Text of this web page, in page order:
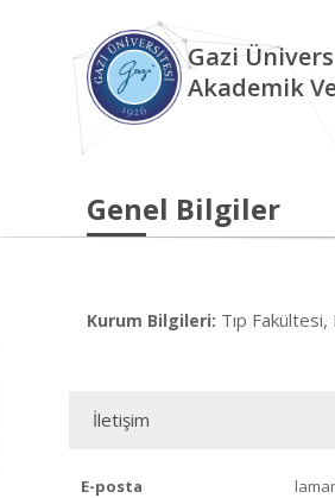
Gazi
Akademik
Genel Bilgiler
Kurum Bilgileri: Tıp Fakültesi,
İletişim
E-posta